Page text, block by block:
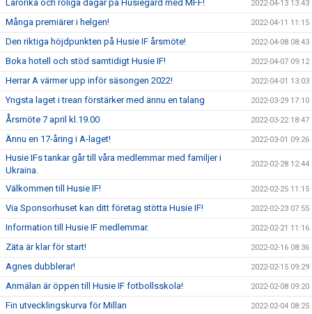
Lärorika och roliga dagar på Husiegård med MFF! 2022-04-13 13:43
Många premiärer i helgen! 2022-04-11 11:15
Den riktiga höjdpunkten på Husie IF årsmöte! 2022-04-08 08:43
Boka hotell och stöd samtidigt Husie IF! 2022-04-07 09:12
Herrar A värmer upp inför säsongen 2022! 2022-04-01 13:03
Yngsta laget i trean förstärker med ännu en talang 2022-03-29 17:10
Årsmöte 7 april kl.19.00 2022-03-22 18:47
Ännu en 17-åring i A-laget! 2022-03-01 09:26
Husie IFs tankar går till våra medlemmar med familjer i
Ukraina.
2022-02-28 12:44
Välkommen till Husie IF! 2022-02-25 11:15
Via Sponsorhuset kan ditt företag stötta Husie IF! 2022-02-23 07:55
Information till Husie IF medlemmar. 2022-02-21 11:16
Zäta är klar för start! 2022-02-16 08:36
Agnes dubblerar! 2022-02-15 09:29
Anmälan är öppen till Husie IF fotbollsskola! 2022-02-08 09:20
Fin utvecklingskurva för Millan 2022-02-04 08:25